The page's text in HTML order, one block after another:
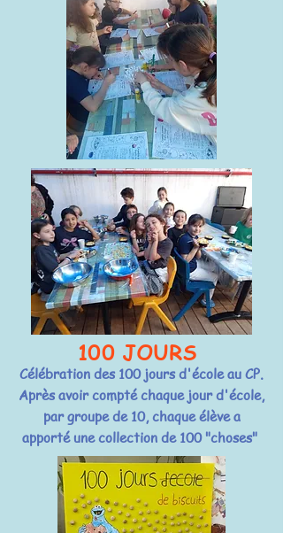
100 JOURS
Célébration des 100 jours d'école au CP.
Après avoir compté chaque jour d'école,
par groupe de 10, chaque élève a
apporté une collection de 100 "choses"